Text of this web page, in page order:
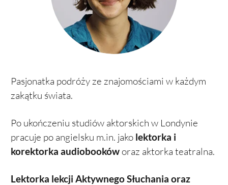
Pasjonatka podróży ze znajomościami w każdym
zakątku świata.
Po ukończeniu studiów aktorskich w Londynie
pracuje po angielsku m.in. jako lektorka i
korektorka audiobookóworaz aktorka teatralna.
Lektorka lekcji Aktywnego Słuchania oraz